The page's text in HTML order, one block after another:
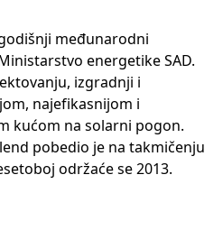
međunarodni
energetike SAD.
izgradnji i
najefikasnijom i
kućom na solarni pogon.
pobedio je na takmičenju
održaće se 2013.